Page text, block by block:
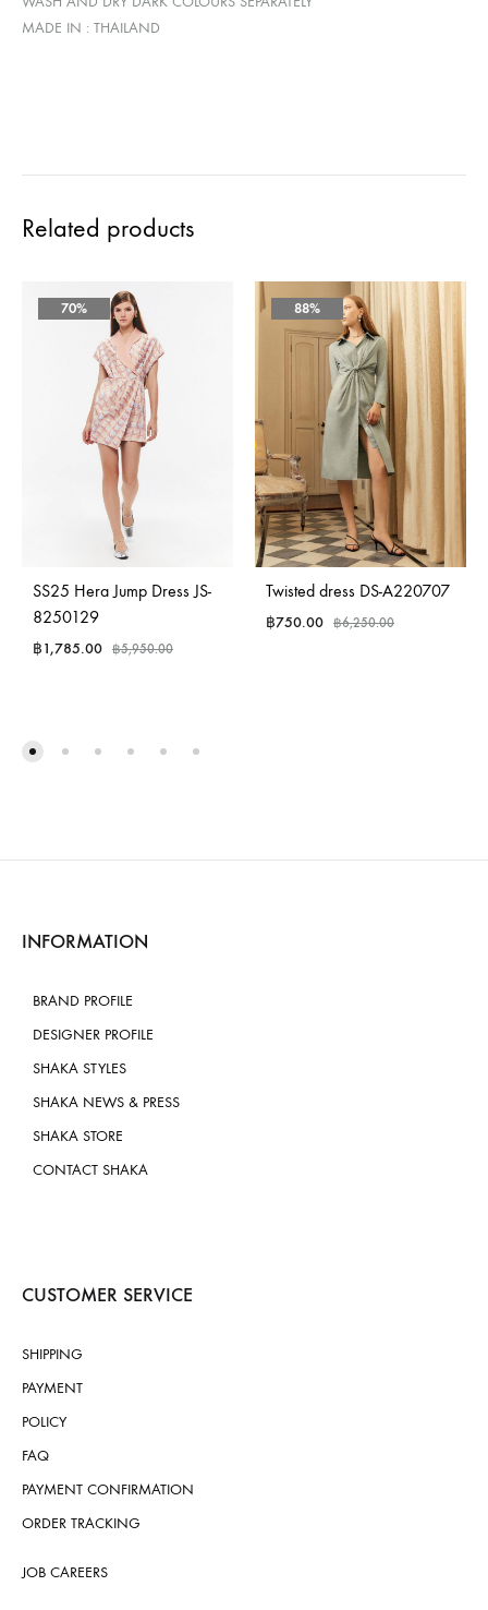
MADE IN : THAILAND
Related products
70%
SS25 Hera Jump Dress JS-
8250129
฿1,785.00 ฿5,950.00
88%
Twisted dress DS-A220707
฿750.00 ฿6,250.00
INFORMATION
BRAND PROFILE
DESIGNER PROFILE
SHAKA STYLES
SHAKA NEWS & PRESS
SHAKA STORE
CONTACT SHAKA
CUSTOMER SERVICE
SHIPPING
PAYMENT
POLICY
FAQ
PAYMENT CONFIRMATION
ORDER TRACKING
JOB CAREERS